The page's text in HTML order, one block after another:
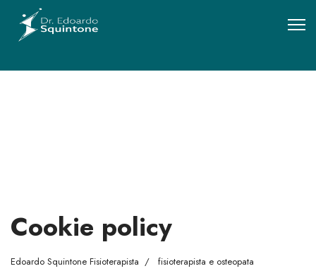
Cookie policy
Edoardo Squintone Fisioterapista fisioterapista e osteopata